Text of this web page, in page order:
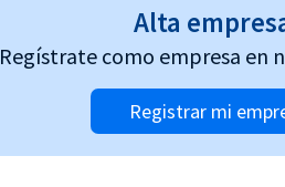
Alta
Regístrate como empresa en
Registrar mi